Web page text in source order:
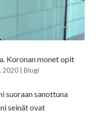
Koronan monet opit
2020| Blogi
suoraan sanottuna
seinät ovat